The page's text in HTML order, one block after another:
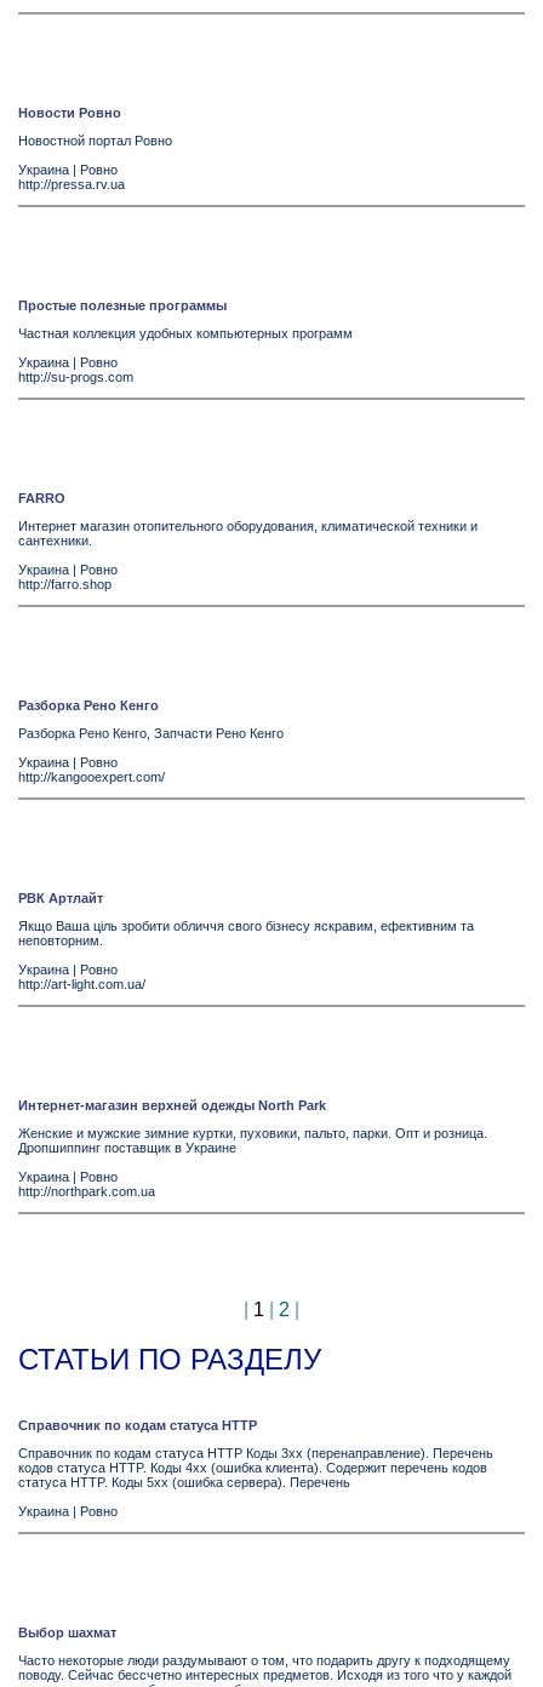
Новости Ровно
Новостной портал Ровно
Украина | Ровно
http://pressa.rv.ua
Простые полезные программы
Частная коллекция удобных компьютерных программ
Украина | Ровно
http://su-progs.com
FARRO
Интернет магазин отопительного оборудования, климатической техники и
сантехники.
Украина | Ровно
http://farro.shop
Разборка Рено Кенго
Разборка Рено Кенго, Запчасти Рено Кенго
Украина | Ровно
http://kangooexpert.com/
РВК Артлайт
Якщо Ваша ціль зробити обличчя свого бізнесу яскравим, ефективним та
неповторним.
Украина | Ровно
http://art-light.com.ua/
Интернет-магазин верхней одежды North Park
Женские и мужские зимние куртки, пуховики, пальто, парки. Опт и розница.
Дропшиппинг поставщик в Украине
Украина | Ровно
http://northpark.com.ua
1 2
СТАТЬИ ПО РАЗДЕЛУ
Справочник по кодам статуса HTTP
Справочник по кодам статуса HTTP Коды 3xx (перенаправление). Перечень
кодов статуса HTTP. Коды 4xx (ошибка клиента). Содержит перечень кодов
статуса HTTP. Коды 5xx (ошибка сервера). Перечень
Украина | Ровно
Выбор шахмат
Часто некоторые люди раздумывают о том, что подарить другу к подходящему
поводу. Сейчас бессчетно интересных предметов. Исходя из того что у каждой